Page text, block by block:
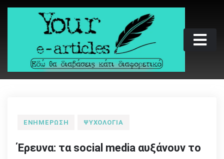
Skip
Your e-articles
Εδώ θα διαβάσεις κάτι διαφορετικό
ΕΝΗΜΈΡΩΣΗ ΨΥΧΟΛΟΓΊΑ
Έρευνα: τα social media αυξάνουν το